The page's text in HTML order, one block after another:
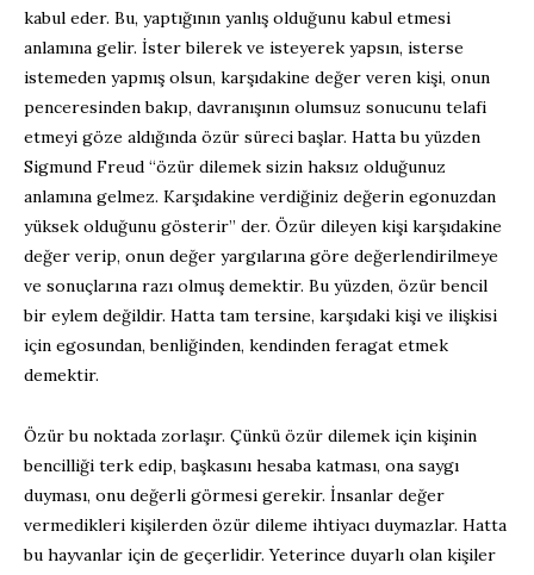
kabul eder. Bu, yaptığının yanlış olduğunu kabul etmesi
anlamına gelir. İster bilerek ve isteyerek yapsın, isterse
istemeden yapmış olsun, karşıdakine değer veren kişi, onun
penceresinden bakıp, davranışının olumsuz sonucunu telafi
etmeyi göze aldığında özür süreci başlar. Hatta bu yüzden
Sigmund Freud “özür dilemek sizin haksız olduğunuz
anlamına gelmez. Karşıdakine verdiğiniz değerin egonuzdan
yüksek olduğunu gösterir” der. Özür dileyen kişi karşıdakine
değer verip, onun değer yargılarına göre değerlendirilmeye
ve sonuçlarına razı olmuş demektir. Bu yüzden, özür bencil
bir eylem değildir. Hatta tam tersine, karşıdaki kişi ve ilişkisi
için egosundan, benliğinden, kendinden feragat etmek
demektir.
Özür bu noktada zorlaşır. Çünkü özür dilemek için kişinin
bencilliği terk edip, başkasını hesaba katması, ona saygı
duyması, onu değerli görmesi gerekir. İnsanlar değer
vermedikleri kişilerden özür dileme ihtiyacı duymazlar. Hatta
bu hayvanlar için de geçerlidir. Yeterince duyarlı olan kişiler